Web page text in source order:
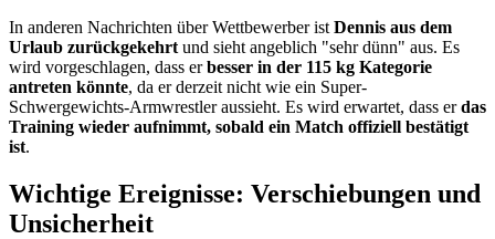
In anderen Nachrichten über Wettbewerber ist Dennis aus dem
Urlaub zurückgekehrt und sieht angeblich "sehr dünn" aus. Es
wird vorgeschlagen, dass erbesser in der 115 kg Kategorie
antreten könnte, da er derzeit nicht wie ein Super-
Schwergewichts-Armwrestler aussieht. Es wird erwartet, dass erdas
Training wieder aufnimmt, sobald ein Match offiziell bestätigt
ist.
Wichtige Ereignisse: Verschiebungen und
Unsicherheit